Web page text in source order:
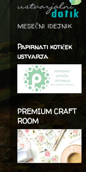
mesečni idejnik
Papirnati kotiček
ustvarja
PREMIUM CRAFT
ROOM